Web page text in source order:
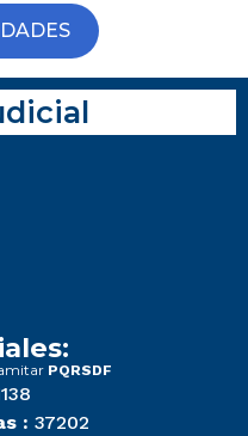
PQRSDF
: 37202